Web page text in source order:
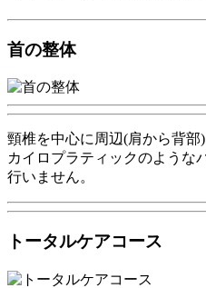
首の整体
頸椎を中心に周辺(肩から背部
カイロプラティックのような
行いません。
トータルケアコース